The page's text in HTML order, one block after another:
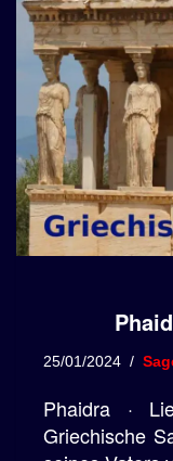
25/01/2024
Phaidra ·
Griechische